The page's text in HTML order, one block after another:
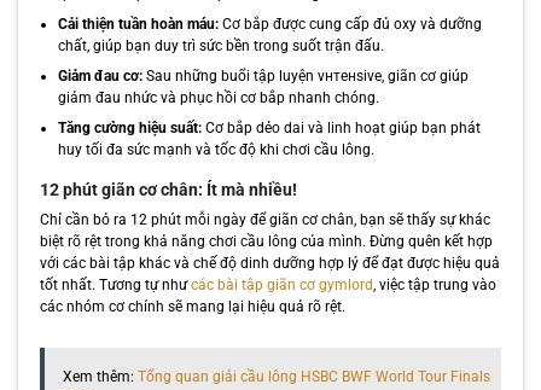
Cải thiện tuần hoàn máu:Cơ bắp được cung cấp đủ oxy và dưỡng
chất, giúp bạn duy trì sức bền trong suốt trận đấu.
Giảm đau cơ:Sau những buổi tập luyện vнтенsive, giãn cơ giúp
giảm đau nhức và phục hồi cơ bắp nhanh chóng.
Tăng cường hiệu suất:Cơ bắp dẻo dai và linh hoạt giúp bạn phát
huy tối đa sức mạnh và tốc độ khi chơi cầu lông.
12 phút giãn cơ chân: Ít mà nhiều!
Chỉ cần bỏ ra 12 phút mỗi ngày để giãn cơ chân, bạn sẽ thấy sự khác
biệt rõ rệt trong khả năng chơi cầu lông của mình. Đừng quên kết hợp
với các bài tập khác và chế độ dinh dưỡng hợp lý để đạt được hiệu quả
tốt nhất. Tương tự nhưcác bài tập giãn cơ gymlord, việc tập trung vào
các nhóm cơ chính sẽ mang lại hiệu quả rõ rệt.
Xem thêm: Tổng quan giải cầu lông HSBC BWF World Tour Finals